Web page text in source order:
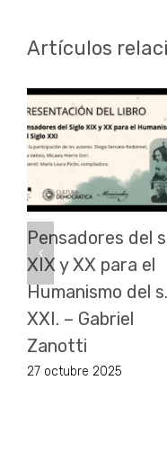
Artículos
Pensadores del
XIX y XX para el
Humanismo del s.
XXI. – Gabriel
Zanotti
27 octubre 2025